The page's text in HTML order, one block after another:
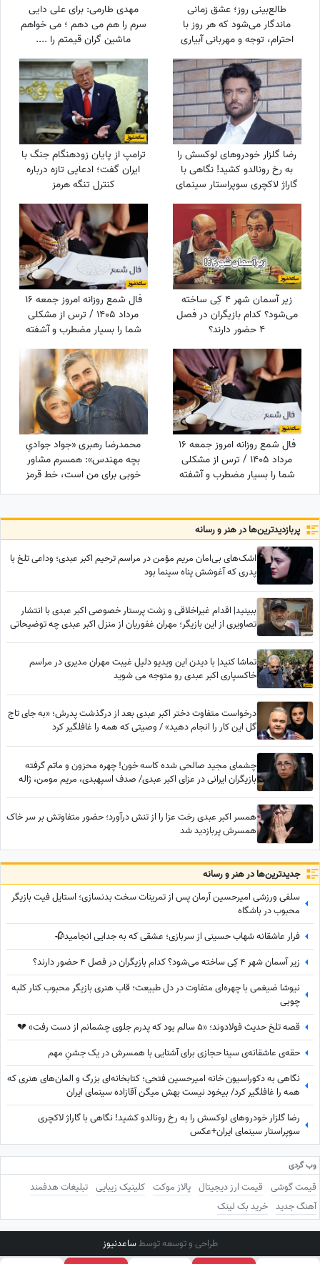
طالع‌بینی روز؛ عشق زمانی
ماندگار می‌شود که هر روز با
احترام، توجه و مهربانی آبیاری
شود / جمعه 16 مرداد 1405
مهدی طارمی: برای علی دایی
سرم را هم می دهم ؛ می خواهم
ماشین گران قیمتم را ....
رضا گلزار خودروهای لوکسش را
به رخ رونالدو کشید! نگاهی با
گاراژ لاکچری سوپراستار سینمای
ایران+عکس
ترامپ از پایان زودهنگام جنگ با
ایران گفت؛ ادعایی تازه درباره
کنترل تنگه هرمز
زیر آسمان شهر 4 کِی ساخته
می‌شود؟ کدام بازیگران در فصل
4 حضور دارند؟
فال شمع روزانه امروز جمعه 16
مرداد 1405 / ترس از مشکلی
شما را بسیار مضطرب و آشفته
می‌کند، اما شما
فال شمع روزانه امروز جمعه 16
مرداد 1405 / ترس از مشکلی
شما را بسیار مضطرب و آشفته
می‌کند، اما شما
محمدرضا رهبری «جواد جوادیِ
بچه مهندس»: همسرم مشاور
خوبی برای من است، خط قرمز
من خانوادمه/عروسی خواهرم
فیلم یا عکسی از من گرفته شود
پربازدید‌ترین‌ها در هنر و رسانه
اشک‌های بی‌امان مریم مؤمن در مراسم ترحیم اکبر عبدی؛ وداعی تلخ با
پدری که آغوشش پناه سینما بود
ببینید| اقدام غیراخلاقی و زشت پرستار خصوصی اکبر عبدی با انتشار
تصاویری از این بازیگر؛ مهران غفوریان از منزل اکبر عبدی چه توضیحاتی
تماشا کنید| با دیدن این ویدیو دلیل غیبت مهران مدیری در مراسم
خاکسپاری اکبر عبدی رو متوجه می شوید
درخواست متفاوت دختر اکبر عبدی بعد از درگذشت پدرش؛ «به جای تاج
گل این کار را انجام دهید» / وصیتی که همه را غافلگیر کرد
چشمای مجید صالحی شده کاسه خون! چهره محزون و ماتم گرفته
بازیگران ایرانی در عزای اکبر عبدی/ صدف اسپهبدی، مریم مومن، ژاله
همسر اکبر عبدی رخت عزا را از تنش درآورد؛ حضور متفاوتش بر سر خاک
همسرش پربازدید شد
جدید‌ترین‌ها در هنر و رسانه
سلفی ورزشی امیرحسین آرمان پس از تمرینات سخت بدنسازی؛ استایل فیت بازیگر
محبوب در باشگاه
فرار عاشقانه شهاب حسینی از سربازی؛ عشقی که به جدایی انجامید🥀
زیر آسمان شهر 4 کِی ساخته می‌شود؟ کدام بازیگران در فصل 4 حضور دارند؟
نیوشا ضیغمی با چهره‌ای متفاوت در دل طبیعت؛ قاب هنری بازیگر محبوب کنار کلبه
چوبی
قصه تلخ حدیث فولادوند؛ «5 سالم بود که پدرم جلوی چشمانم از دست رفت» 💔
حقه‌ی عاشقانه‌ی سینا حجازی برای آشنایی با همسرش در یک جشنِ مهم
نگاهی به دکوراسیون خانه امیرحسین فتحی؛ کتابخانه‌ای بزرگ و المان‌های هنری که
همه را غافلگیر کرد/ بیخود نیست بهش میگن آقازاده سینمای ایران
رضا گلزار خودروهای لوکسش را به رخ رونالدو کشید! نگاهی با گاراژ لاکچری
سوپراستار سینمای ایران+عکس
وب گردی
قیمت گوشی قیمت ارز دیجیتال پالاز موکت کلینیک زیبایی تبلیغات هدفمند
آهنگ جدید خرید بک لینک
طراحی و توسعه توسطساعدنیوز